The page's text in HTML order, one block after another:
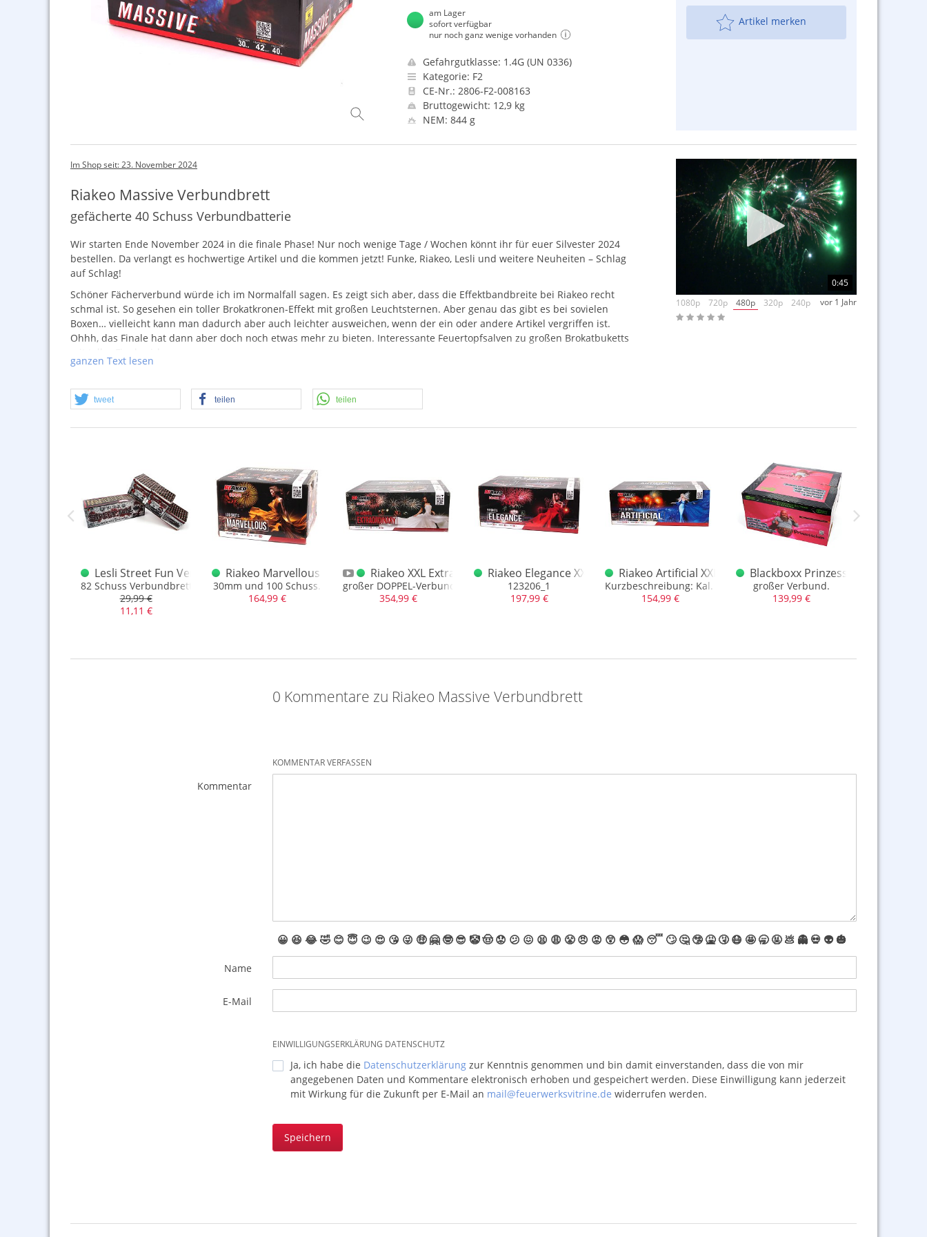
am Lager
sofort verfügbar
nur noch ganz wenige vorhanden
Gefahrgutklasse: 1.4G (UN 0336)
Kategorie: F2
CE-Nr.: 2806-F2-008163
Bruttogewicht: 12,9 kg
NEM: 844 g
Artikel merken
Im Shop seit: 23. November 2024
Riakeo Massive Verbundbrett
gefächerte 40 Schuss Verbundbatterie
Wir starten Ende November 2024 in die finale Phase! Nur noch wenige Tage / Wochen könnt ihr für euer Silvester 2024
bestellen. Da verlangt es hochwertige Artikel und die kommen jetzt! Funke, Riakeo, Lesli und weitere Neuheiten – Schlag
auf Schlag!
Schöner Fächerverbund würde ich im Normalfall sagen. Es zeigt sich aber, dass die Effektbandbreite bei Riakeo recht
schmal ist. So gesehen ein toller Brokatkronen-Effekt mit großen Leuchtsternen. Aber genau das gibt es bei sovielen
Boxen… vielleicht kann man dadurch aber auch leichter ausweichen, wenn der ein oder andere Artikel vergriffen ist.
Ohhh, das Finale hat dann aber doch noch etwas mehr zu bieten. Interessante Feuertopfsalven zu großen Brokatbuketts
ganzen Text lesen
tweet teilen teilen
0:45
1080p
720p 480p 320p 240p vor 1 Jahr
'm Up Verbundbrett
in Blau/Gold Red-Strobe
Lesli Street Fun Verbundbrett
82 Schuss Verbundbrett
29,99 €
11,11 €
Riakeo Marvellous XXL Verbund
30mm und 100 Schuss.
164,99 €
Riakeo XXL Extraordinary - Doppelverbund
großer DOPPEL-Verbund ca. 3300gr. NEM
354,99 €
Riakeo Elegance XXL Verbund
123206_1
197,99 €
Riakeo Artificial XXL Verbund
Kurzbeschreibung: Kal. 25 und 30mm
154,99 €
Blackboxx Prinzesschen
großer Verbund.
139,99 €
0 Kommentare zu Riakeo Massive Verbundbrett
KOMMENTAR VERFASSEN
Kommentar
😀 😆 😂🤣 😊 😇 😉 😍 😘 😜 🤑 🤗 🤓 😎 🤡🤠 😟 😕 😖 😫 😩 😤 😠 😡 😲 😳 😱 😴 🙄 🤔 🤥 🤮 🤧 😷 🤩 🥱 🤬 💩 👻 💀 👽 🎃
Name
E-Mail
EINWILLIGUNGSERKLÄRUNG DATENSCHUTZ
Ja, ich habe die Datenschutzerklärungzur Kenntnis genommen und bin damit einverstanden, dass die von mir
angegebenen Daten und Kommentare elektronisch erhoben und gespeichert werden. Diese Einwilligung kann jederzeit
mit Wirkung für die Zukunft per E-Mail an mail@feuerwerksvitrine.de widerrufen werden.
Speichern